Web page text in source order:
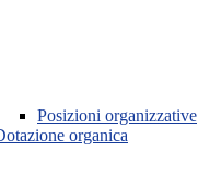
Posizioni organizzative
organica